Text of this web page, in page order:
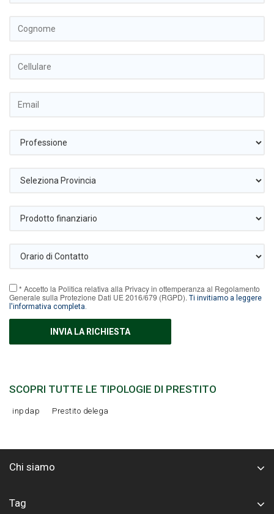
* Accetto la Politica relativa alla Privacy in ottemperanza al Regolamento
Generale sulla Protezione Dati UE 2016/679 (RGPD). Ti invitiamo a leggere
l'informativa completa.
SCOPRI TUTTE LE TIPOLOGIE DI PRESTITO
inpdap Prestito delega
Chi siamo
Tag